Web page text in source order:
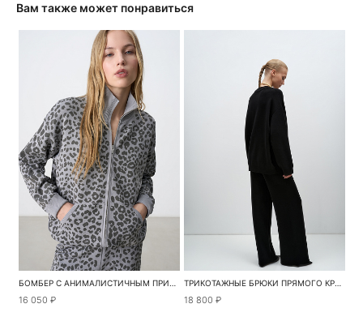
Вам также может понравиться
БОМБЕР С АНИМАЛИСТИЧНЫМ ПРИНТОМ
16 050 ₽
ТРИКОТАЖНЫЕ БРЮКИ ПРЯМОГО КРОЯ
18 800 ₽